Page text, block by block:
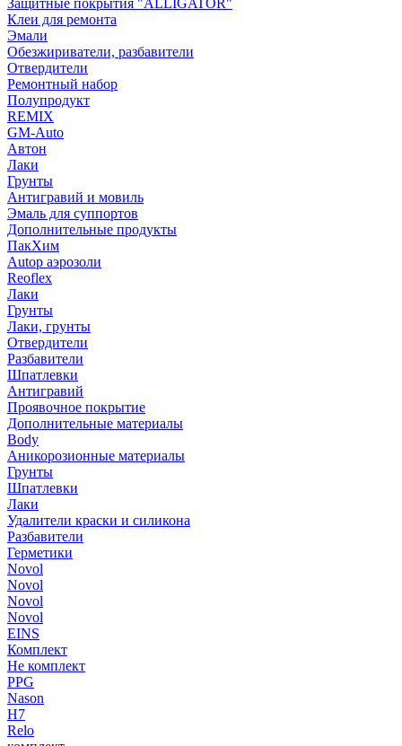
Защитные покрытия "ALLIGATOR"
Клеи для ремонта
Эмали
Обезжириватели, разбавители
Отвердители
Ремонтный набор
Полупродукт
REMIX
GM-Auto
Автон
Лаки
Грунты
Антигравий и мовиль
Эмаль для суппортов
Дополнительные продукты
ПакХим
Autop аэрозоли
Reoflex
Лаки
Грунты
Лаки, грунты
Отвердители
Разбавители
Шпатлевки
Антигравий
Проявочное покрытие
Дополнительные материалы
Body
Аникорозионные материалы
Грунты
Шпатлевки
Лаки
Удалители краски и силикона
Разбавители
Герметики
Novol
Novol
Novol
Novol
EINS
Комплект
Не комплект
PPG
Nason
H7
Relo